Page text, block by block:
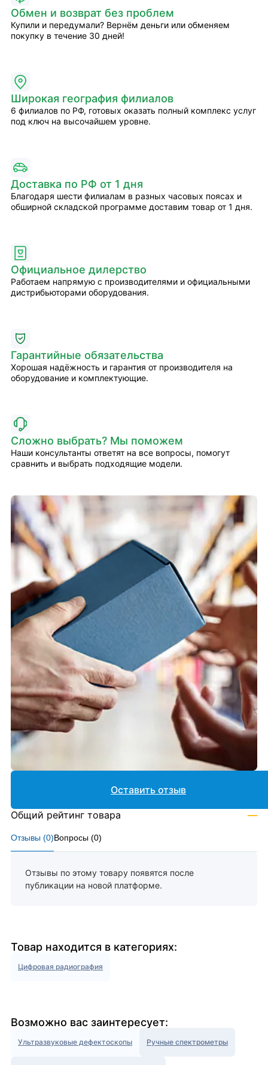
Обмен и возврат без проблем
Купили и передумали? Вернём деньги или обменяем
покупку в течение 30 дней!
Широкая география филиалов
6 филиалов по РФ, готовых оказать полный комплекс услуг
под ключ на высочайшем уровне.
Доставка по РФ от 1 дня
Благодаря шести филиалам в разных часовых поясах и
обширной складской программе доставим товар от 1 дня.
Официальное дилерство
Работаем напрямую с производителями и официальными
дистрибьюторами оборудования.
Гарантийные обязательства
Хорошая надёжность и гарантия от производителя на
оборудование и комплектующие.
Сложно выбрать? Мы поможем
Наши консультанты ответят на все вопросы, помогут
сравнить и выбрать подходящие модели.
Отзывы (0)Вопросы (0)
Отзывы по этому товару появятся после
публикации на новой платформе.
Оставить отзыв
Общий рейтинг товара —
Товар находится в категориях:
Цифровая радиография
Возможно вас заинтересует:
Ультразвуковые дефектоскопы Ручные спектрометры